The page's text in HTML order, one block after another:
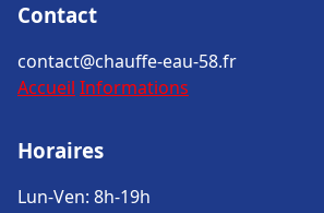
Contact
contact@chauffe-eau-58.fr
Accueil Informations
Horaires
Lun-Ven: 8h-19h